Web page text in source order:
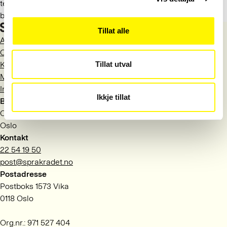
Tillat alle
Tillat utval
Ikkje tillat
tegnspråksamfunnet. Tegnet IKKE-BINÆR har i økende grad
blitt observert hos flere aldersgrupper i 2023.
Aktuelt
Om Språkrådet
Kontakt
Meld deg på nyhetsbrev
Information in English
Besøksadresse
Observatoriegata 1 B
Oslo
Kontakt
22 54 19 50
post@sprakradet.no
Postadresse
Postboks 1573 Vika
0118 Oslo
Org.nr.: 971 527 404